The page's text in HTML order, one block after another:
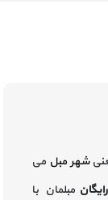
شهر مبل می
مبلمان با